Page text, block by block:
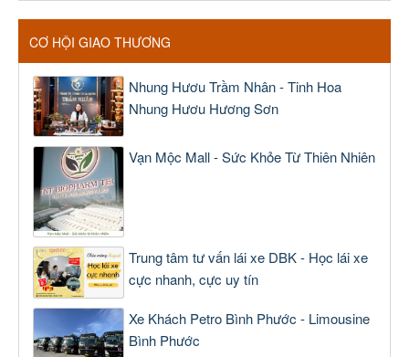
CƠ HỘI GIAO THƯƠNG
Nhung Hươu Trầm Nhân - Tinh Hoa
Nhung Hươu Hương Sơn
Vạn Mộc Mall - Sức Khỏe Từ Thiên Nhiên
Trung tâm tư vấn lái xe DBK - Học lái xe
cực nhanh, cực uy tín
Xe Khách Petro Bình Phước - Limousine
Bình Phước